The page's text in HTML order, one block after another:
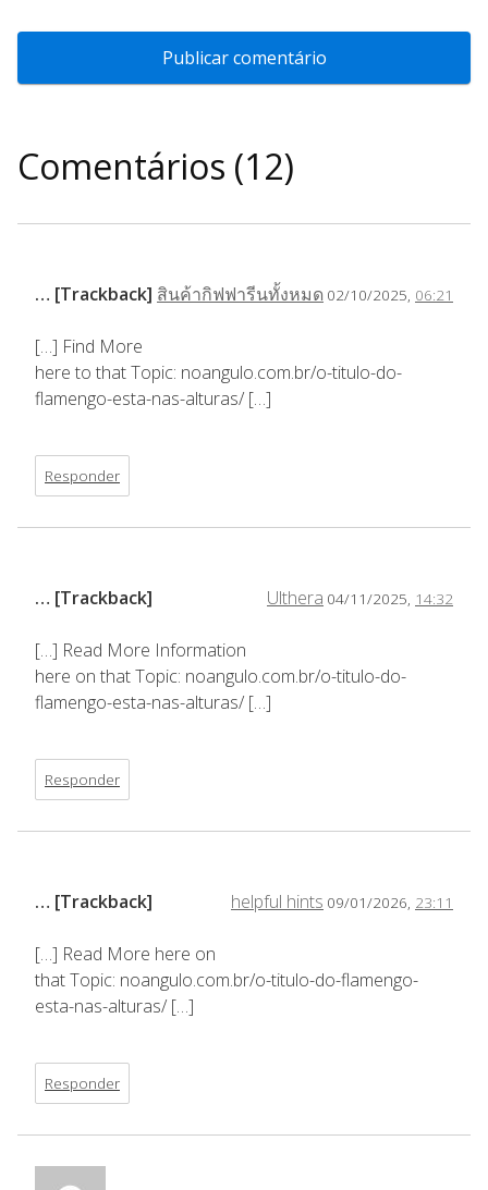
Comentários (12)
สินค้ากิฟฟารีนทั้งหมด 02/10/2025, 06:21
… [Trackback]
[…] Find More
here to that Topic: noangulo.com.br/o-titulo-do-
flamengo-esta-nas-alturas/ […]
Responder
Ulthera 04/11/2025, 14:32
… [Trackback]
[…] Read More Information
here on that Topic: noangulo.com.br/o-titulo-do-
flamengo-esta-nas-alturas/ […]
Responder
helpful hints 09/01/2026, 23:11
… [Trackback]
[…] Read More here on
that Topic: noangulo.com.br/o-titulo-do-flamengo-
esta-nas-alturas/ […]
Responder